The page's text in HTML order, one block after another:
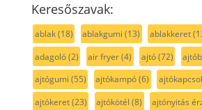
Keresőszavak:
ablak(18) ablakgumi (13) ablakkeret
adagoló(2) air fryer(4) ajtó(72)
ajtógumi (55) ajtókampó(6)
ajtókeret(23) ajtókötél (8) ajtónyitás